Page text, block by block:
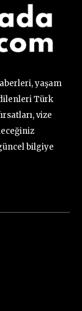
yaşam
Türk
vize
bilgiye